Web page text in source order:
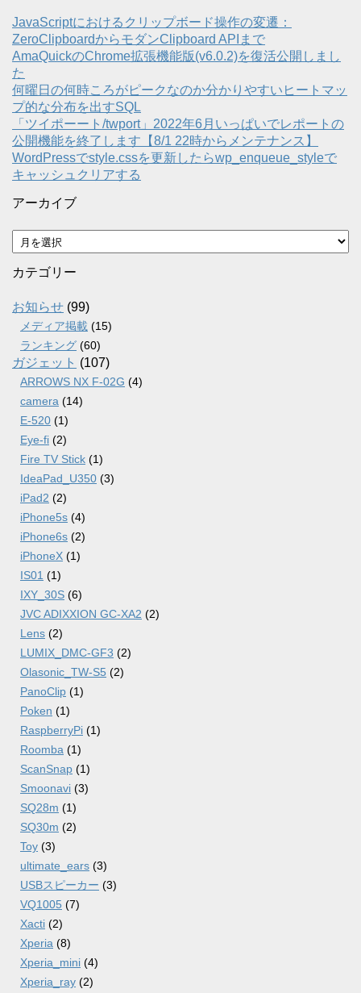
JavaScriptにおけるクリップボード操作の変遷：
ZeroClipboardからモダンClipboard APIまで
AmaQuickのChrome拡張機能版(v6.0.2)を復活公開しまし
た
何曜日の何時ころがピークなのか分かりやすいヒートマッ
プ的な分布を出すSQL
「ツイポーート/twport」2022年6月いっぱいでレポートの
公開機能を終了します【8/1 22時からメンテナンス】
WordPressでstyle.cssを更新したらwp_enqueue_styleで
キャッシュクリアする
アーカイブ
ア
ー
カ
ブ
カテゴリー
お知らせ (99)
メディア掲載 (15)
ランキング (60)
ガジェット (107)
ARROWS NX F-02G (4)
camera (14)
E-520 (1)
Eye-fi (2)
Fire TV Stick (1)
IdeaPad_U350 (3)
iPad2 (2)
iPhone5s (4)
iPhone6s (2)
iPhoneX (1)
IS01 (1)
IXY_30S (6)
JVC ADIXXION GC-XA2 (2)
Lens (2)
LUMIX_DMC-GF3 (2)
Olasonic_TW-S5 (2)
PanoClip (1)
Poken (1)
RaspberryPi (1)
Roomba (1)
ScanSnap (1)
Smoonavi (3)
SQ28m (1)
SQ30m (2)
Toy (3)
ultimate_ears (3)
USBスピーカー (3)
VQ1005 (7)
Xacti (2)
Xperia (8)
Xperia_mini (4)
Xperia_ray (2)